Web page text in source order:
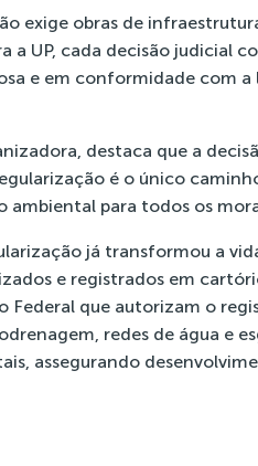
exige obras de
a UP, cada decisão judicial
e em conformidade com a
destaca que a
é o único
ambiental para todos os
já transformou a
e registrados em
que autorizam o
redes de água e
assegurando